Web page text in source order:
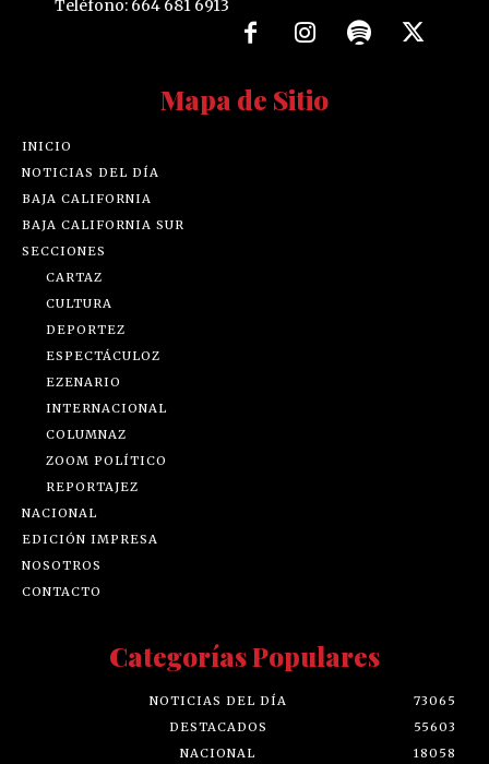
Teléfono: 664 681 6913
Mapa de Sitio
INICIO
NOTICIAS DEL DÍA
BAJA CALIFORNIA
BAJA CALIFORNIA SUR
SECCIONES
CARTAZ
CULTURA
DEPORTEZ
ESPECTÁCULOZ
EZENARIO
INTERNACIONAL
COLUMNAZ
ZOOM POLÍTICO
REPORTAJEZ
NACIONAL
EDICIÓN IMPRESA
NOSOTROS
CONTACTO
Categorías Populares
NOTICIAS DEL DÍA
73065
DESTACADOS
55603
NACIONAL
18058